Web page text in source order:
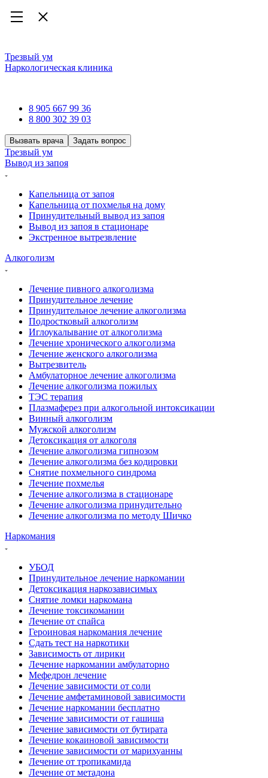
Трезвый ум
Наркологическая клиника
8 905 667 99 36
8 800 302 39 03
Вызвать врача Задать вопрос
Трезвый ум
Вывод из запоя
Капельница от запоя
Капельница от похмелья на дому
Принудительный вывод из запоя
Вывод из запоя в стационаре
Экстренное вытрезвление
Алкоголизм
Лечение пивного алкоголизма
Принудительное лечение
Принудительное лечение алкоголизма
Подростковый алкоголизм
Иглоукалывание от алкоголизма
Лечение хронического алкоголизма
Лечение женского алкоголизма
Вытрезвитель
Амбулаторное лечение алкоголизма
Лечение алкоголизма пожилых
ТЭС терапия
Плазмаферез при алкогольной интоксикации
Винный алкоголизм
Мужской алкоголизм
Детоксикация от алкоголя
Лечение алкоголизма гипнозом
Лечение алкоголизма без кодировки
Снятие похмельного синдрома
Лечение похмелья
Лечение алкоголизма в стационаре
Лечение алкоголизма принудительно
Лечение алкоголизма по методу Шичко
Наркомания
УБОД
Принудительное лечение наркомании
Детоксикация наркозависимых
Снятие ломки наркомана
Лечение токсикомании
Лечение от спайса
Героиновая наркомания лечение
Сдать тест на наркотики
Зависимость от лирики
Лечение наркомании амбулаторно
Мефедрон лечение
Лечение зависимости от соли
Лечение амфетаминовой зависимости
Лечение наркомании бесплатно
Лечение зависимости от гашиша
Лечение зависимости от бутирата
Лечение кокаиновой зависимости
Лечение зависимости от марихуанны
Лечение от тропикамида
Лечение от метадона